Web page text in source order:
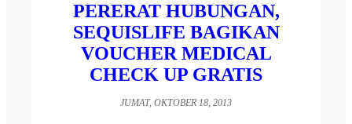
PERERAT HUBUNGAN,
SEQUISLIFE BAGIKAN
VOUCHER MEDICAL
CHECK UP GRATIS
JUMAT, OKTOBER 18, 2013